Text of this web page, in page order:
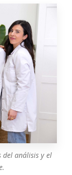
del análisis y el